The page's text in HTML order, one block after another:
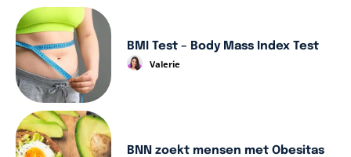
BMI Test – Body Mass Index Test
Valerie
BNN zoekt mensen met Obesitas